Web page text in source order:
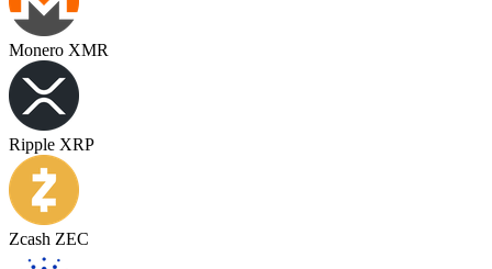
Monero XMR
Ripple XRP
Zcash ZEC